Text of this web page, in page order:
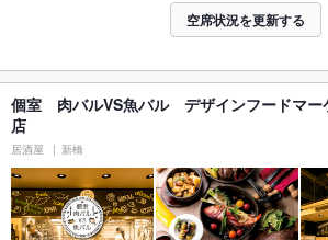
空席状況を更新する
個室 肉バルVS魚バル デザインフードマ
店
居酒屋 新橋